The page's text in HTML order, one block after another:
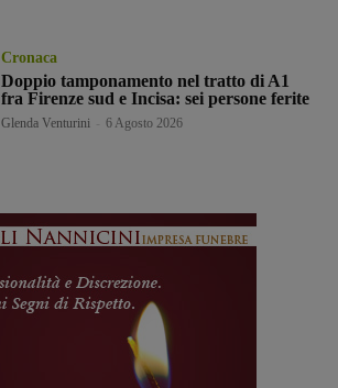
Cronaca
Doppio tamponamento nel tratto di A1
fra Firenze sud e Incisa: sei persone ferite
Glenda Venturini 6 Agosto 2026